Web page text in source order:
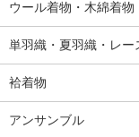
ウール着物・木綿着物
単羽織・夏羽織・レー
袷着物
アンサンブル